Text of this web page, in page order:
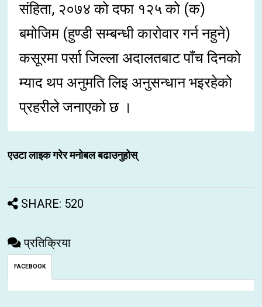
संहिता, २०७४ को दफा १२५ को (क)
बमोजिम (हुण्डी सम्बन्धी कारोवार गर्न नहुने)
कसूरमा पर्सा जिल्ला अदालतबाट पाँच दिनको
म्याद थप अनुमति लिइ अनुसन्धान भइरहेको
प्रहरीले जनाएको छ ।
एउटा लाइक गरेर मनोबल बढाउनुहोस्
SHARE: 520
प्रतिक्रिया
FACEBOOK